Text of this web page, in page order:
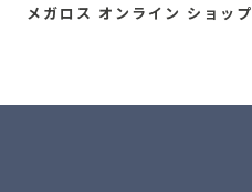
メガロス オンライン ショップ